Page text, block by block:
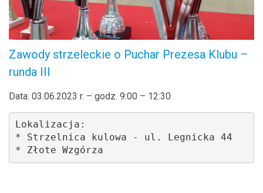
Zawody strzeleckie o Puchar Prezesa Klubu –
runda III
Data: 03.06.2023 r. – godz. 9:00 – 12:30
Lokalizacja:
* Strzelnica kulowa - ul. Legnicka 44
* Złote Wzgórza